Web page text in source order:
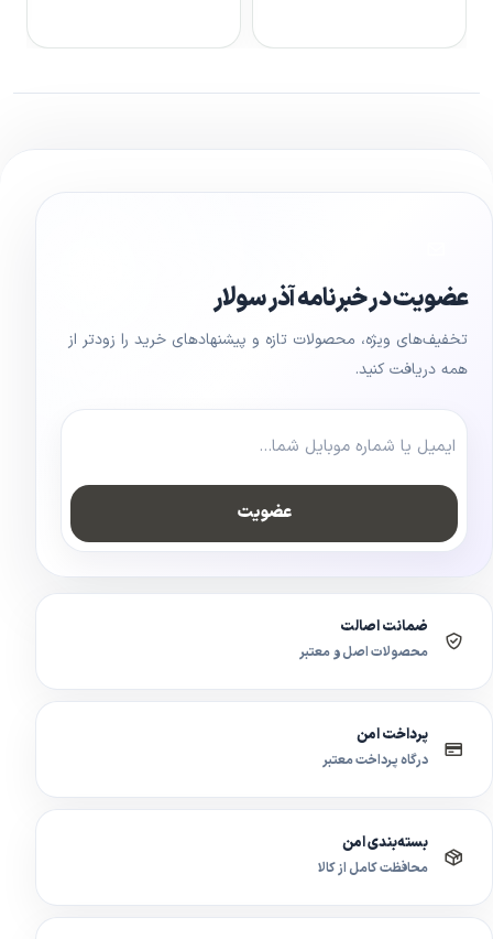
عضویت در خبرنامه آذر سولار
تخفیف‌های ویژه، محصولات تازه و پیشنهادهای خرید را زودتر از
همه دریافت کنید.
عضویت
ضمانت اصالت
محصولات اصل و معتبر
پرداخت امن
درگاه پرداخت معتبر
بسته‌بندی امن
محافظت کامل از کالا